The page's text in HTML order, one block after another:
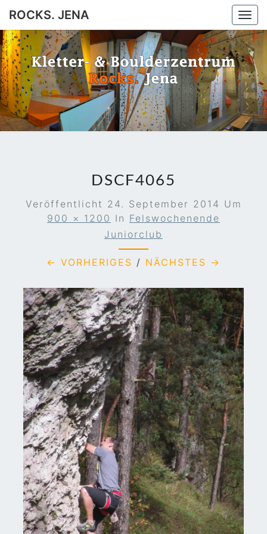
ROCKS. JENA
ROCKS.
JENA
Jena
DSCF4065
Veröffentlicht 24. September 2014 Um
900 × 1200 In Felswochenende
Juniorclub
← VORHERIGES / NÄCHSTES →